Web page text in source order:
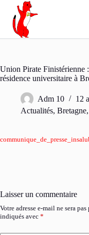
Passer
contenu
Union Pirate Finistérienne
résidence universitaire à
Adm 10
12
Actualités, Bretagne,
Laisser un commentaire
Votre adresse e-mail ne sera
indiqués avec *